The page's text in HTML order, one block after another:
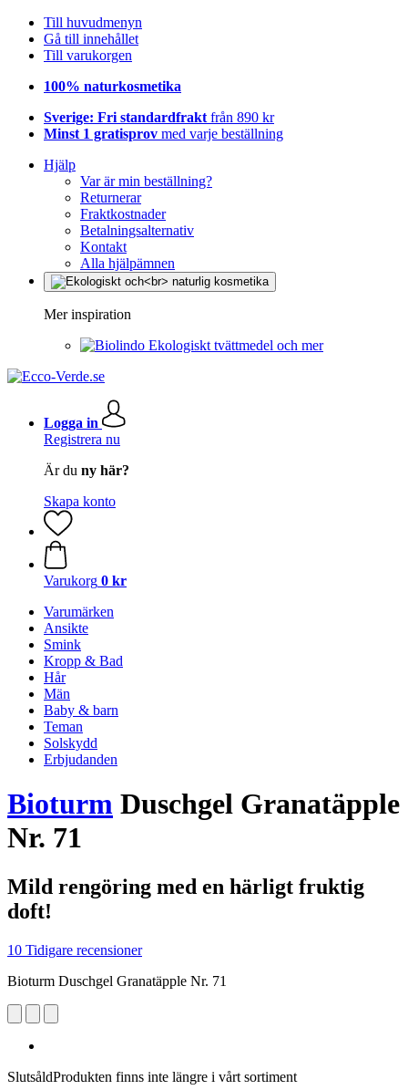
Till huvudmenyn
Gå till innehållet
Till varukorgen
100% naturkosmetika
Sverige: Fri standardfrakt från 890 kr
Minst 1 gratisprov med varje beställning
Hjälp
Var är min beställning?
Returnerar
Fraktkostnader
Betalningsalternativ
Kontakt
Alla hjälpämnen
Mer inspiration
Ekologiskt tvättmedel och mer
Logga in
Registrera nu
Är du ny här?
Skapa konto
Varukorg 0 kr
Varumärken
Ansikte
Smink
Kropp & Bad
Hår
Män
Baby & barn
Teman
Solskydd
Erbjudanden
Bioturm Duschgel Granatäpple
Nr. 71
Mild rengöring med en härligt fruktig
doft!
10 Tidigare recensioner
Bioturm Duschgel Granatäpple Nr. 71
SlutsåldProdukten finns inte längre i vårt sortiment